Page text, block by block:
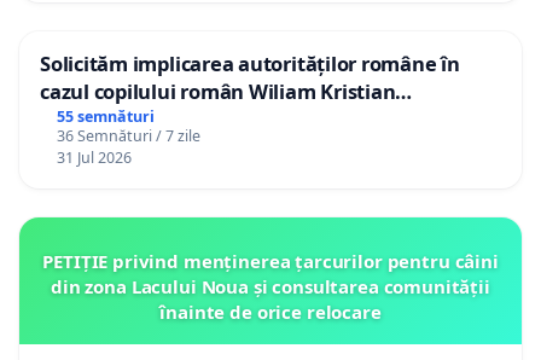
Solicităm implicarea autorităților române în
cazul copilului român Wiliam Kristian
Gheorghe, aflat în plasament în Danemarca de
12 ani
55 semnături
36 Semnături / 7 zile
31 Jul 2026
PETIȚIE privind menținerea țarcurilor pentru câini
din zona Lacului Noua și consultarea comunității
înainte de orice relocare